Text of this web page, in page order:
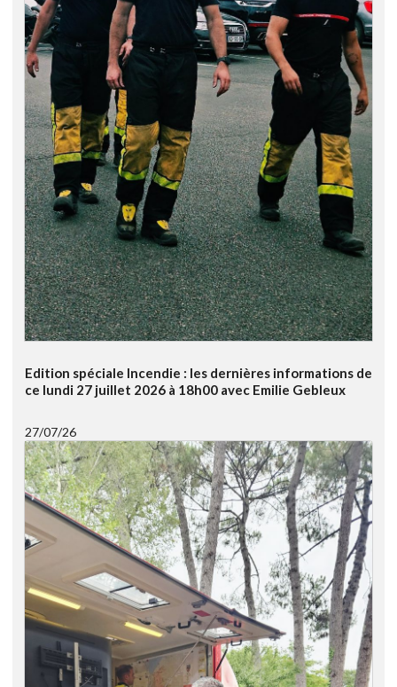
Edition spéciale Incendie : les dernières informations de
ce lundi 27 juillet 2026 à 18h00 avec Emilie Gebleux
27/07/26